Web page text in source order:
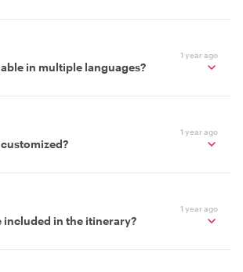
1 year ago
in multiple languages?
1 year ago
1 year ago
included in the itinerary?